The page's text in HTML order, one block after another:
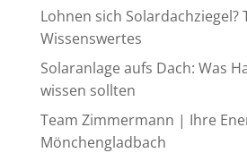
Lohnen sich Solardachziegel?
Wissenswertes
Solaranlage aufs Dach: Was
wissen sollten
Team Zimmermann | Ihre
Mönchengladbach